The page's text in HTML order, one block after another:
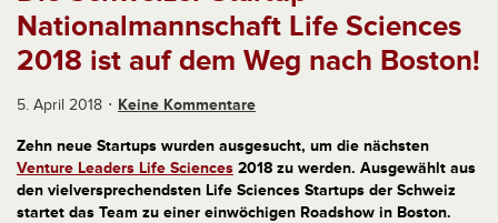
Nationalmannschaft Life Sciences
2018 ist auf dem Weg nach Boston!
5. April 2018 Keine Kommentare
Zehn neue Startups wurden ausgesucht, um die nächsten
Venture Leaders Life Sciences 2018 zu werden. Ausgewählt aus
den vielversprechendsten Life Sciences Startups der Schweiz
startet das Team zu einer einwöchigen Roadshow in Boston.